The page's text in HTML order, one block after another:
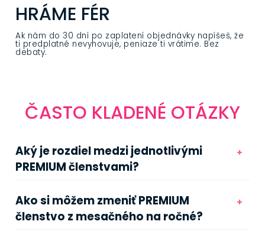
HRÁME FÉR
Ak nám do 30 dní po zaplatení objednávky napíšeš, že
ti predplatné nevyhovuje, peniaze ti vrátime. Bez
debaty.
ČASTO KLADENÉ OTÁZKY
Aký je rozdiel medzi jednotlivými
PREMIUM členstvami?
Ako si môžem zmeniť PREMIUM
členstvo z mesačného na ročné?